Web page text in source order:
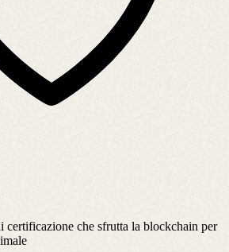
certificazione che sfrutta la blockchain per